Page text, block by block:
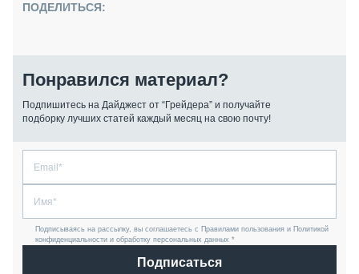
ПОДЕЛИТЬСЯ:
Понравился материал?
Подпишитесь на Дайджест от “Грейдера” и получайте
подборку лучших статей каждый месяц на свою почту!
Подписываясь на рассылку, вы соглашаетесь с Правилами пользования и Политикой
конфиденциальности и обработку персональных данных *
Подписаться